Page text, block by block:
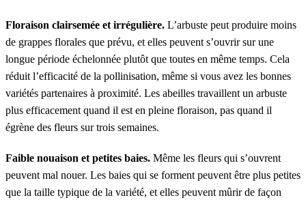
Floraison clairsemée et irrégulière. L’arbuste peut produire moins
de grappes florales que prévu, et elles peuvent s’ouvrir sur une
longue période échelonnée plutôt que toutes en même temps. Cela
réduit l’efficacité de la pollinisation, même si vous avez les bonnes
variétés partenaires à proximité. Les abeilles travaillent un arbuste
plus efficacement quand il est en pleine floraison, pas quand il
égrène des fleurs sur trois semaines.
Faible nouaison et petites baies. Même les fleurs qui s’ouvrent
peuvent mal nouer. Les baies qui se forment peuvent être plus petites
que la taille typique de la variété, et elles peuvent mûrir de façon